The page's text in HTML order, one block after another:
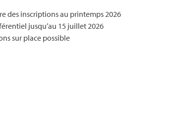
des inscriptions au printemps 2026
jusqu’au 15 juillet 2026
sur place possible